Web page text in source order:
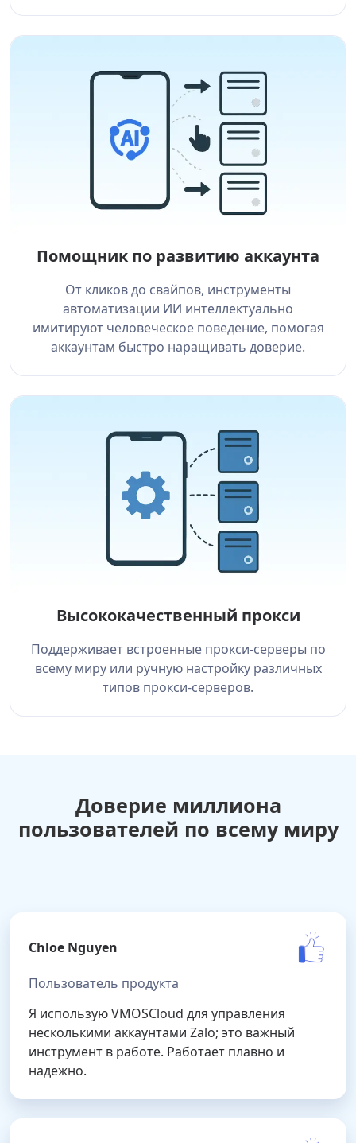
Помощник по развитию аккаунта
От кликов до свайпов, инструменты
автоматизации ИИ интеллектуально
имитируют человеческое поведение, помогая
аккаунтам быстро наращивать доверие.
Высококачественный прокси
Поддерживает встроенные прокси-серверы по
всему миру или ручную настройку различных
типов прокси-серверов.
Доверие миллиона
пользователей по всему миру
Chloe Nguyen
Пользователь продукта
Я использую VMOSCloud для управления
несколькими аккаунтами Zalo; это важный
инструмент в работе. Работает плавно и
надежно.